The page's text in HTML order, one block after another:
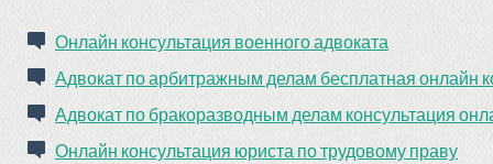
Онлайн консультация военного адвоката
Адвокат по арбитражным делам бесплатная онлайн
Адвокат по бракоразводным делам консультация
Онлайн консультация юриста по трудовому праву